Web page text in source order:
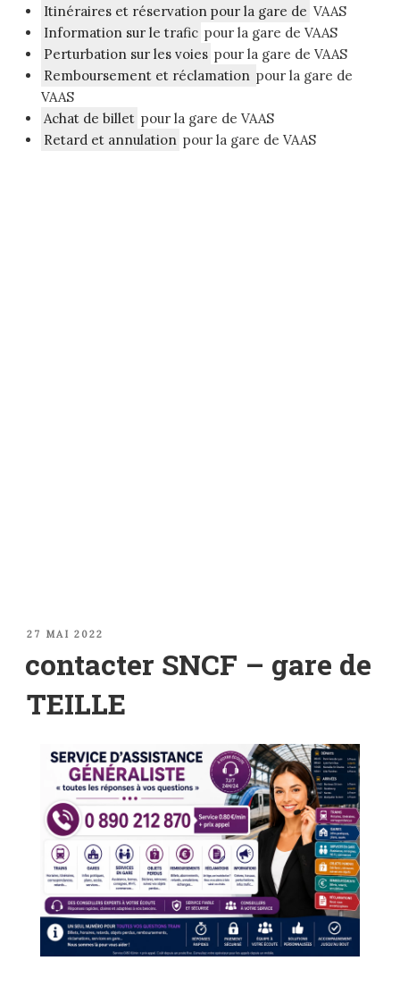
Itinéraires et réservation pour la gare de VAAS
Information sur le trafic pour la gare de VAAS
Perturbation sur les voies pour la gare de VAAS
Remboursement et réclamation pour la gare de
VAAS
Achat de billet pour la gare de VAAS
Retard et annulation pour la gare de VAAS
PUBLIÉ
27 MAI 2022
contacter SNCF – gare de
TEILLE